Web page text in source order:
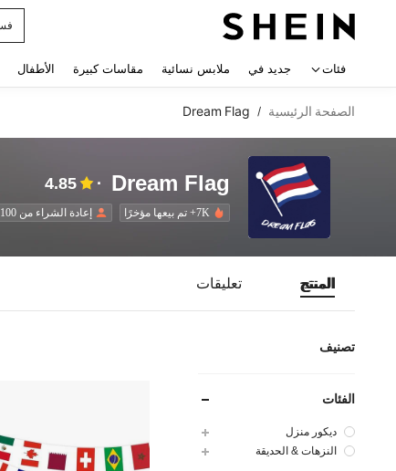
فئات جديد في ملابس نسائية مقاسات كبيرة الأطفال
الصفحة الرئيسية /
Dream Flag
Dream Flag
4.85
7K+ تم بيعها مؤخرًا إعادة الشراء من 100+
المنتج تعليقات
تصنيف
الفئات
ديكور منزل
النزهات & الحديقة